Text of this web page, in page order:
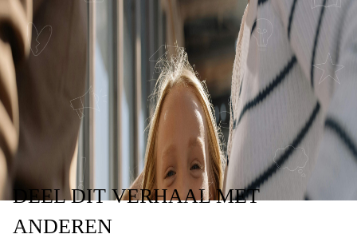
MIJN BAND MET
DE FAMILIE
DEELDIT VERHAALMET
ANDEREN